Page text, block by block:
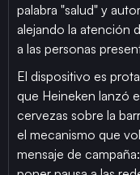
palabra "salud" y
alejando la atención
a las personas
El dispositivo es
que Heineken lanzó
cervezas sobre la
el mecanismo que
mensaje de campaña: